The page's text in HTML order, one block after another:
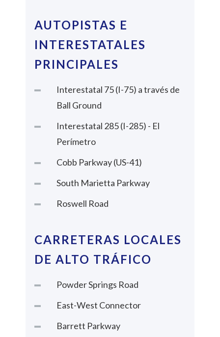
AUTOPISTAS E
INTERESTATALES
PRINCIPALES
Interestatal 75 (I-75) a través de
Ball Ground
Interestatal 285 (I-285) - El
Perímetro
Cobb Parkway (US-41)
South Marietta Parkway
Roswell Road
CARRETERAS LOCALES
DE ALTO TRÁFICO
Powder Springs Road
East-West Connector
Barrett Parkway